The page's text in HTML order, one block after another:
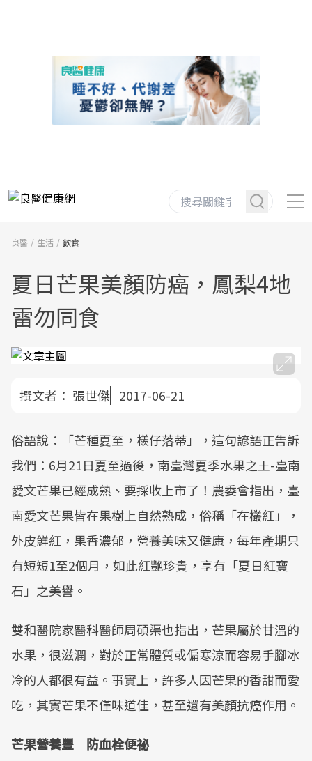
良醫 生活 飲食
夏日芒果美顏防癌，鳳梨4地
雷勿同食
撰文者： 張世傑 2017-06-21
俗語說：「芒種夏至，檨仔落蒂」，這句諺語正告訴
我們：6月21日夏至過後，南臺灣夏季水果之王-臺南
愛文芒果已經成熟、要採收上市了！農委會指出，臺
南愛文芒果皆在果樹上自然熟成，俗稱「在欉紅」，
外皮鮮紅，果香濃郁，營養美味又健康，每年產期只
有短短1至2個月，如此紅艷珍貴，享有「夏日紅寶
石」之美譽。
雙和醫院家醫科醫師周碩渠也指出，芒果屬於甘溫的
水果，很滋潤，對於正常體質或偏寒涼而容易手腳冰
冷的人都很有益。事實上，許多人因芒果的香甜而愛
吃，其實芒果不僅味道佳，甚至還有美顏抗癌作用。
芒果營養豐 防血栓便祕